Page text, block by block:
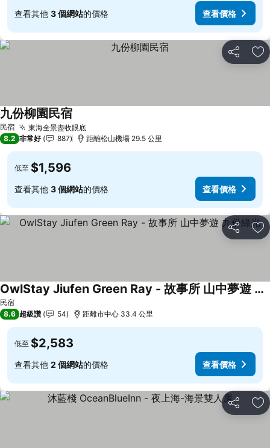
查看其他 3 個網站的價格 查看價格
分享 加
民宿 東海全景盡收眼底查看價格
九份柳園民宿
8.2 非常好 887 距離松山機場 29.5 公里
低至 $1,596
查看其他 3 個網站的價格 查看價格
分享 加
民宿
OwlStay Jiufen Green Ray - 故事所 山中夢遊 九份綠光
查看價格
8.6 超級讚 54 距離市中心 33.4 公里
低至 $2,583
查看其他 2 個網站的價格 查看價格
分享 加